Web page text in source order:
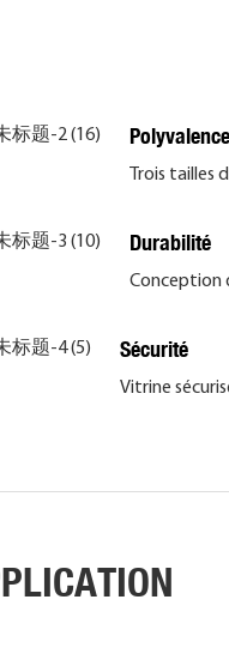
Polyvalence
Trois tailles
Durabilité
Conception
Sécurité
Vitrine